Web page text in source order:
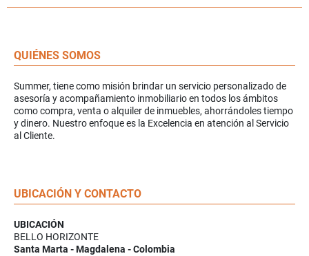
QUIÉNES SOMOS
Summer, tiene como misión brindar un servicio personalizado de
asesoría y acompañamiento inmobiliario en todos los ámbitos
como compra, venta o alquiler de inmuebles, ahorrándoles tiempo
y dinero. Nuestro enfoque es la Excelencia en atención al Servicio
al Cliente.
UBICACIÓN Y CONTACTO
UBICACIÓN
BELLO HORIZONTE
Santa Marta - Magdalena - Colombia